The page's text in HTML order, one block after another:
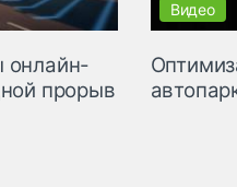
онлайн-
прорыв